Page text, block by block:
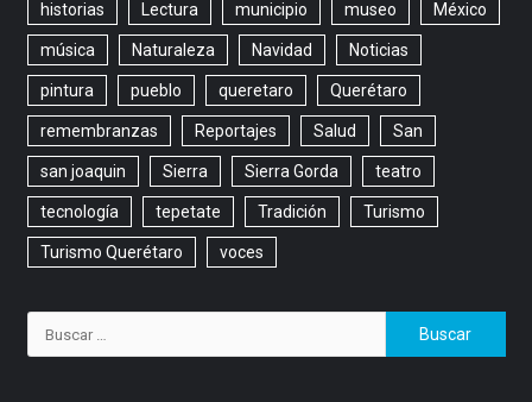
historias Lectura municipio museo México
música Naturaleza Navidad Noticias
pintura pueblo queretaro Querétaro
remembranzas Reportajes Salud San
san joaquin Sierra Sierra Gorda teatro
tecnología tepetate Tradición Turismo
Turismo Querétaro voces